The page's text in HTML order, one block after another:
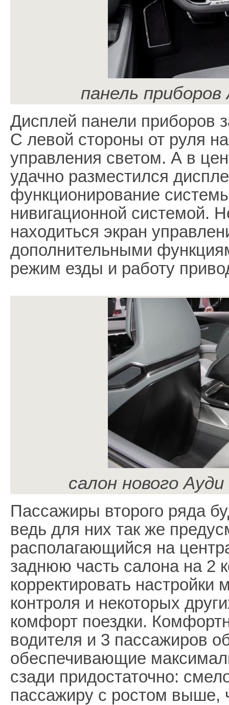
панель
Дисплей панели приборов
С левой стороны от руля
управления светом. А в
удачно разместился
функционирование
нивигационной системой.
находиться экран
дополнительными
режим езды и работу
салон нового
Пассажиры второго ряда
ведь для них так же
располагающийся на
заднюю часть салона на 2
корректировать настройки
контроля и некоторых
комфорт поездки.
водителя и 3 пассажиров
обеспечивающие
сзади придостаточно:
пассажиру с ростом выше,